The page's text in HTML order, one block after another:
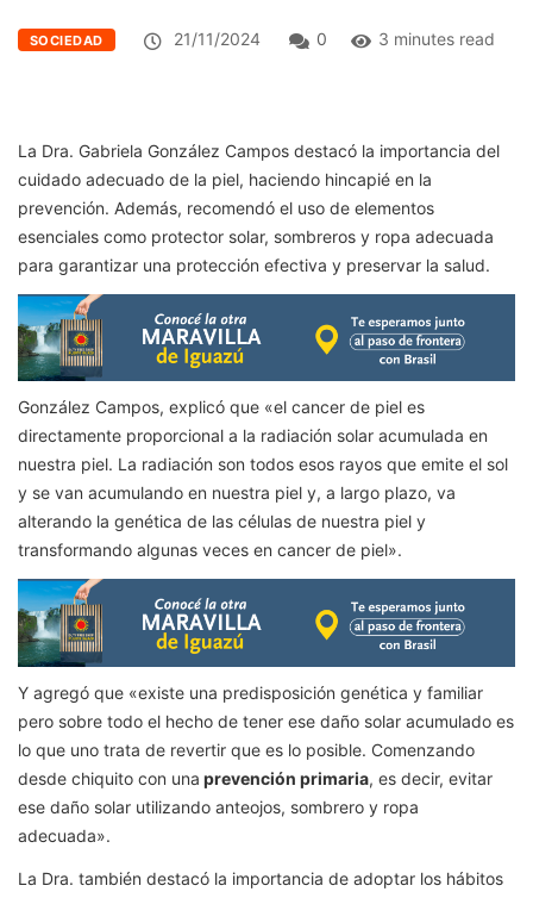
SOCIEDAD 21/11/2024 0 3 minutes read
La Dra. Gabriela González Campos destacó la importancia del
cuidado adecuado de la piel, haciendo hincapié en la
prevención. Además, recomendó el uso de elementos
esenciales como protector solar, sombreros y ropa adecuada
para garantizar una protección efectiva y preservar la salud.
González Campos, explicó que «el cancer de piel es
directamente proporcional a la radiación solar acumulada en
nuestra piel. La radiación son todos esos rayos que emite el sol
y se van acumulando en nuestra piel y, a largo plazo, va
alterando la genética de las células de nuestra piel y
transformando algunas veces en cancer de piel».
Y agregó que «existe una predisposición genética y familiar
pero sobre todo el hecho de tener ese daño solar acumulado es
lo que uno trata de revertir que es lo posible. Comenzando
desde chiquito con una prevención primaria, es decir, evitar
ese daño solar utilizando anteojos, sombrero y ropa
adecuada».
La Dra. también destacó la importancia de adoptar los hábitos